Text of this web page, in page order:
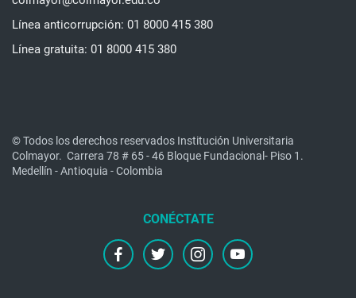
Línea anticorrupción: 01 8000 415 380
Línea gratuita: 01 8000 415 380
© Todos los derechos reservados Institución Universitaria
Colmayor. Carrera 78 # 65 - 46 Bloque Fundacional- Piso 1.
Medellín - Antioquia - Colombia